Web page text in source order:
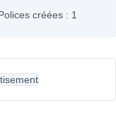
créées : 1